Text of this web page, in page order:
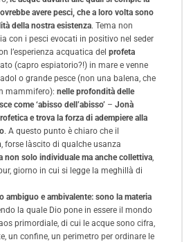
avere pesci, che a loro volta sono
della nostra esistenza. Tema non
con i pesci evocati in positivo nel seder
l’esperienza acquatica del profeta
(capro espiatorio?!) in mare e venne
o grande pesce (non una balena, che
mammifero): nelle profondità delle
come ‘abisso dell’abisso’ – Jonà
e trova la forza di adempiere alla
. A questo punto è chiaro che il
, forse làscito di qualche usanza
non solo individuale ma anche collettiva
giorno in cui si legge la meghillà di
ambiguo e ambivalente: sono la materia
la quale Dio pone in essere il mondo
primordiale, di cui le acque sono cifra,
un confine, un perimetro per ordinare le